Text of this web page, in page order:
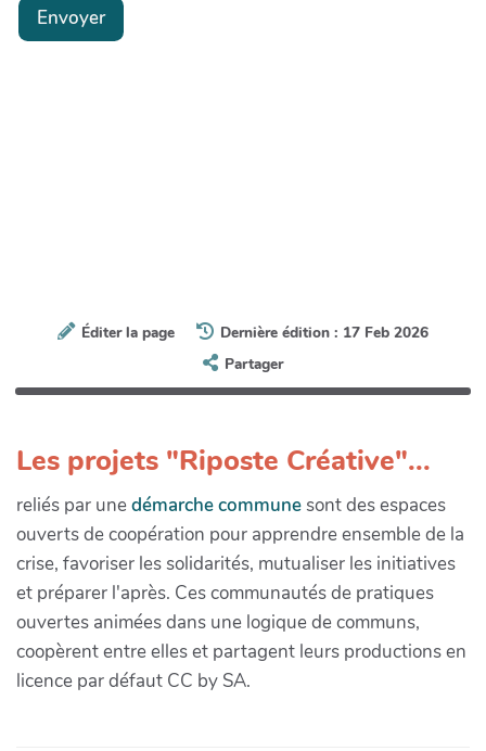
Envoyer
Éditer la page
Dernière édition : 17 Feb 2026
Partager